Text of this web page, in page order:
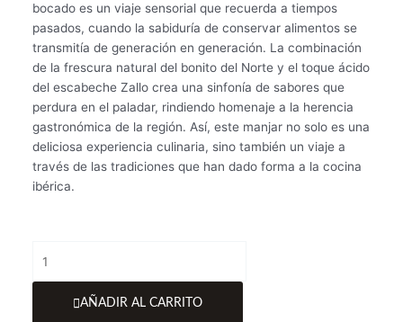
bocado es un viaje sensorial que recuerda a tiempos
pasados, cuando la sabiduría de conservar alimentos se
transmitía de generación en generación. La combinación
de la frescura natural del bonito del Norte y el toque ácido
del escabeche Zallo crea una sinfonía de sabores que
perdura en el paladar, rindiendo homenaje a la herencia
gastronómica de la región. Así, este manjar no solo es una
deliciosa experiencia culinaria, sino también un viaje a
través de las tradiciones que han dado forma a la cocina
ibérica.
del
AÑADIR AL CARRITO